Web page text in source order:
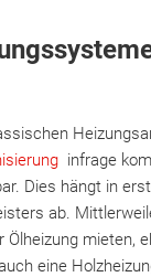
infrage
Dies hängt in
ab.
Ölheizung mieten,
eine